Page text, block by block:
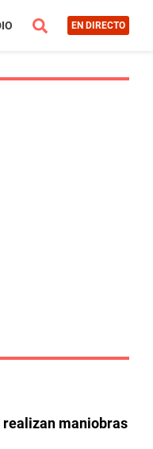
EN DIRECTO
realizan maniobras